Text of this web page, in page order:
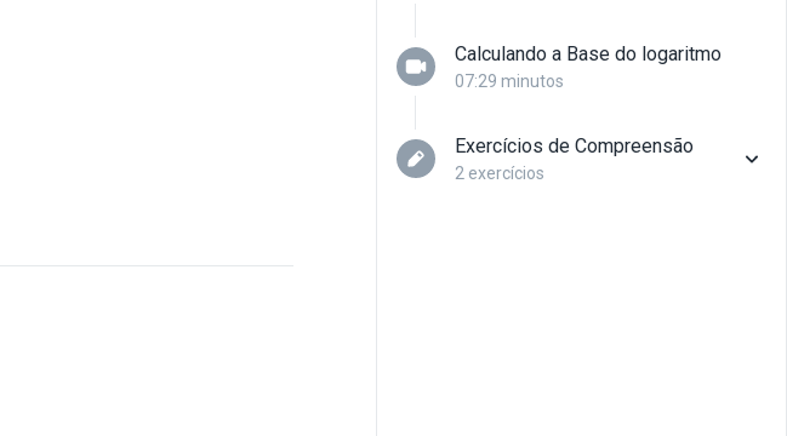
Questão 01
Questão 02
Calculando a Base do logaritmo
07:29 minutos
Exercícios de Compreensão
2 exercícios